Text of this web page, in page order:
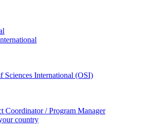
Sciences International (OSI)
Coordinator / Program Manager
country